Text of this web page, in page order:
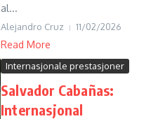
al...
Alejandro Cruz 11/02/2026
Read More
Internasjonale prestasjoner
Salvador Cabañas:
Internasjonal